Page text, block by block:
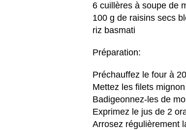
6 cuillères à soupe de
100 g de raisins secs
riz basmati
Préparation:
Préchauffez le four à
Mettez les filets
Badigeonnez-les de
Exprimez le jus de 2
Arrosez régulièrement